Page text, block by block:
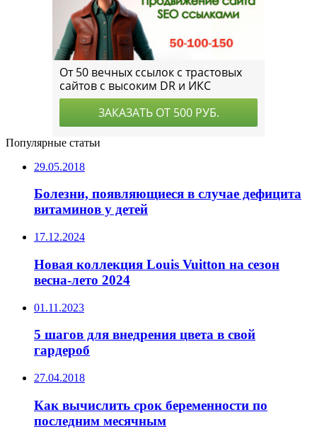
Популярные статьи
29.05.2018
Болезни, появляющиеся в случае дефицита
витаминов у детей
17.12.2024
Новая коллекция Louis Vuitton на сезон
весна-лето 2024
01.11.2023
5 шагов для внедрения цвета в свой
гардероб
27.04.2018
Как вычислить срок беременности по
последним месячным